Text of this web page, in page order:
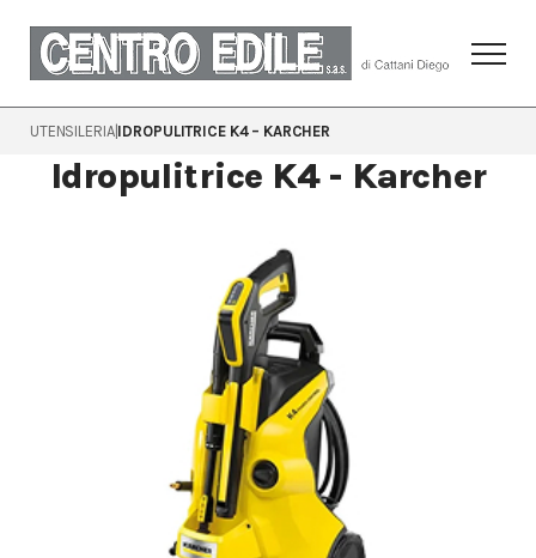
UTENSILERIA| IDROPULITRICE K4 – KARCHER
Idropulitrice K4 - Karcher